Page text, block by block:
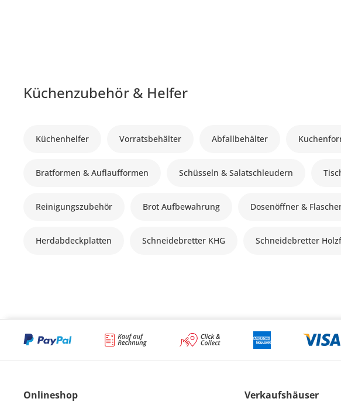
Küchenzubehör & Helfer
Küchenhelfer Vorratsbehälter Abfallbehälter
Bratformen & Auflaufformen Schüsseln & Salatschleudern
Reinigungszubehör Brot Aufbewahrung Dosenöffner &
Herdabdeckplatten Schneidebretter KHG Schneidebretter
Onlineshop Verkaufshäuser